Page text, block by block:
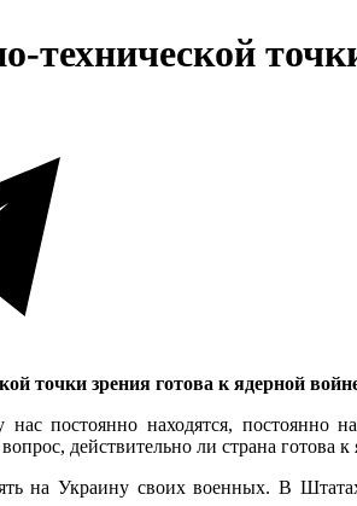
технической
точки зрения готова к ядерной
постоянно находятся, постоянно
действительно ли страна готова к
Украину своих военных. В Штатах,